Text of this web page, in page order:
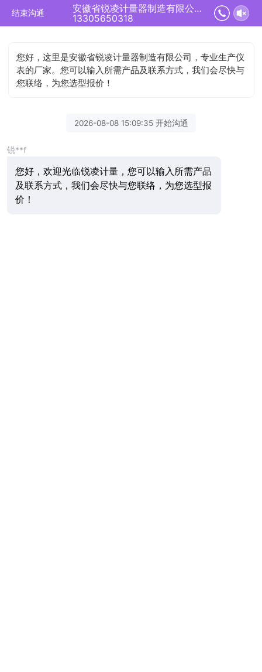
结束沟通
安徽省锐凌计量器制造有限公司正在为您服务
13305650318
您好，这里是安徽省锐凌计量器制造有限公司，专业生产仪
表的厂家。您可以输入所需产品及联系方式，我们会尽快与
您联络，为您选型报价！
2026-08-08 15:09:35 开始沟通
锐**f
您好，欢迎光临锐凌计量，您可以输入所需产品
及联系方式，我们会尽快与您联络，为您选型报
价！